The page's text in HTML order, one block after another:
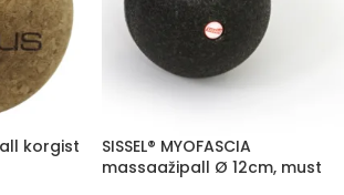
korgist
SISSEL® MYOFASCIA
massaažipall Ø 12cm, must